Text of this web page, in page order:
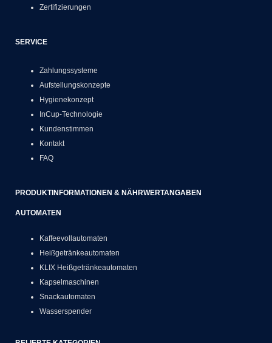
Zertifizierungen
SERVICE
Zahlungssysteme
Aufstellungskonzepte
Hygienekonzept
InCup-Technologie
Kundenstimmen
Kontakt
FAQ
PRODUKTINFORMATIONEN & NÄHRWERTANGABEN
AUTOMATEN
Kaffeevollautomaten
Heißgetränkeautomaten
KLIX Heißgetränkeautomaten
Kapselmaschinen
Snackautomaten
Wasserspender